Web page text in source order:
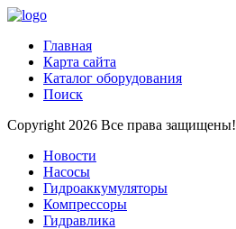
Главная
Карта сайта
Каталог оборудования
Поиск
Copyright 2026 Все права защищены!
Новости
Насосы
Гидроаккумуляторы
Компрессоры
Гидравлика